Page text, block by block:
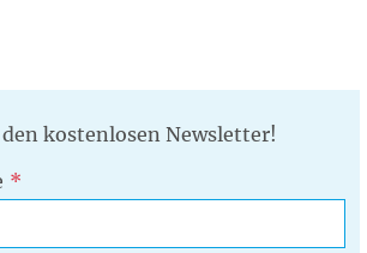
kostenlosen Newsletter!